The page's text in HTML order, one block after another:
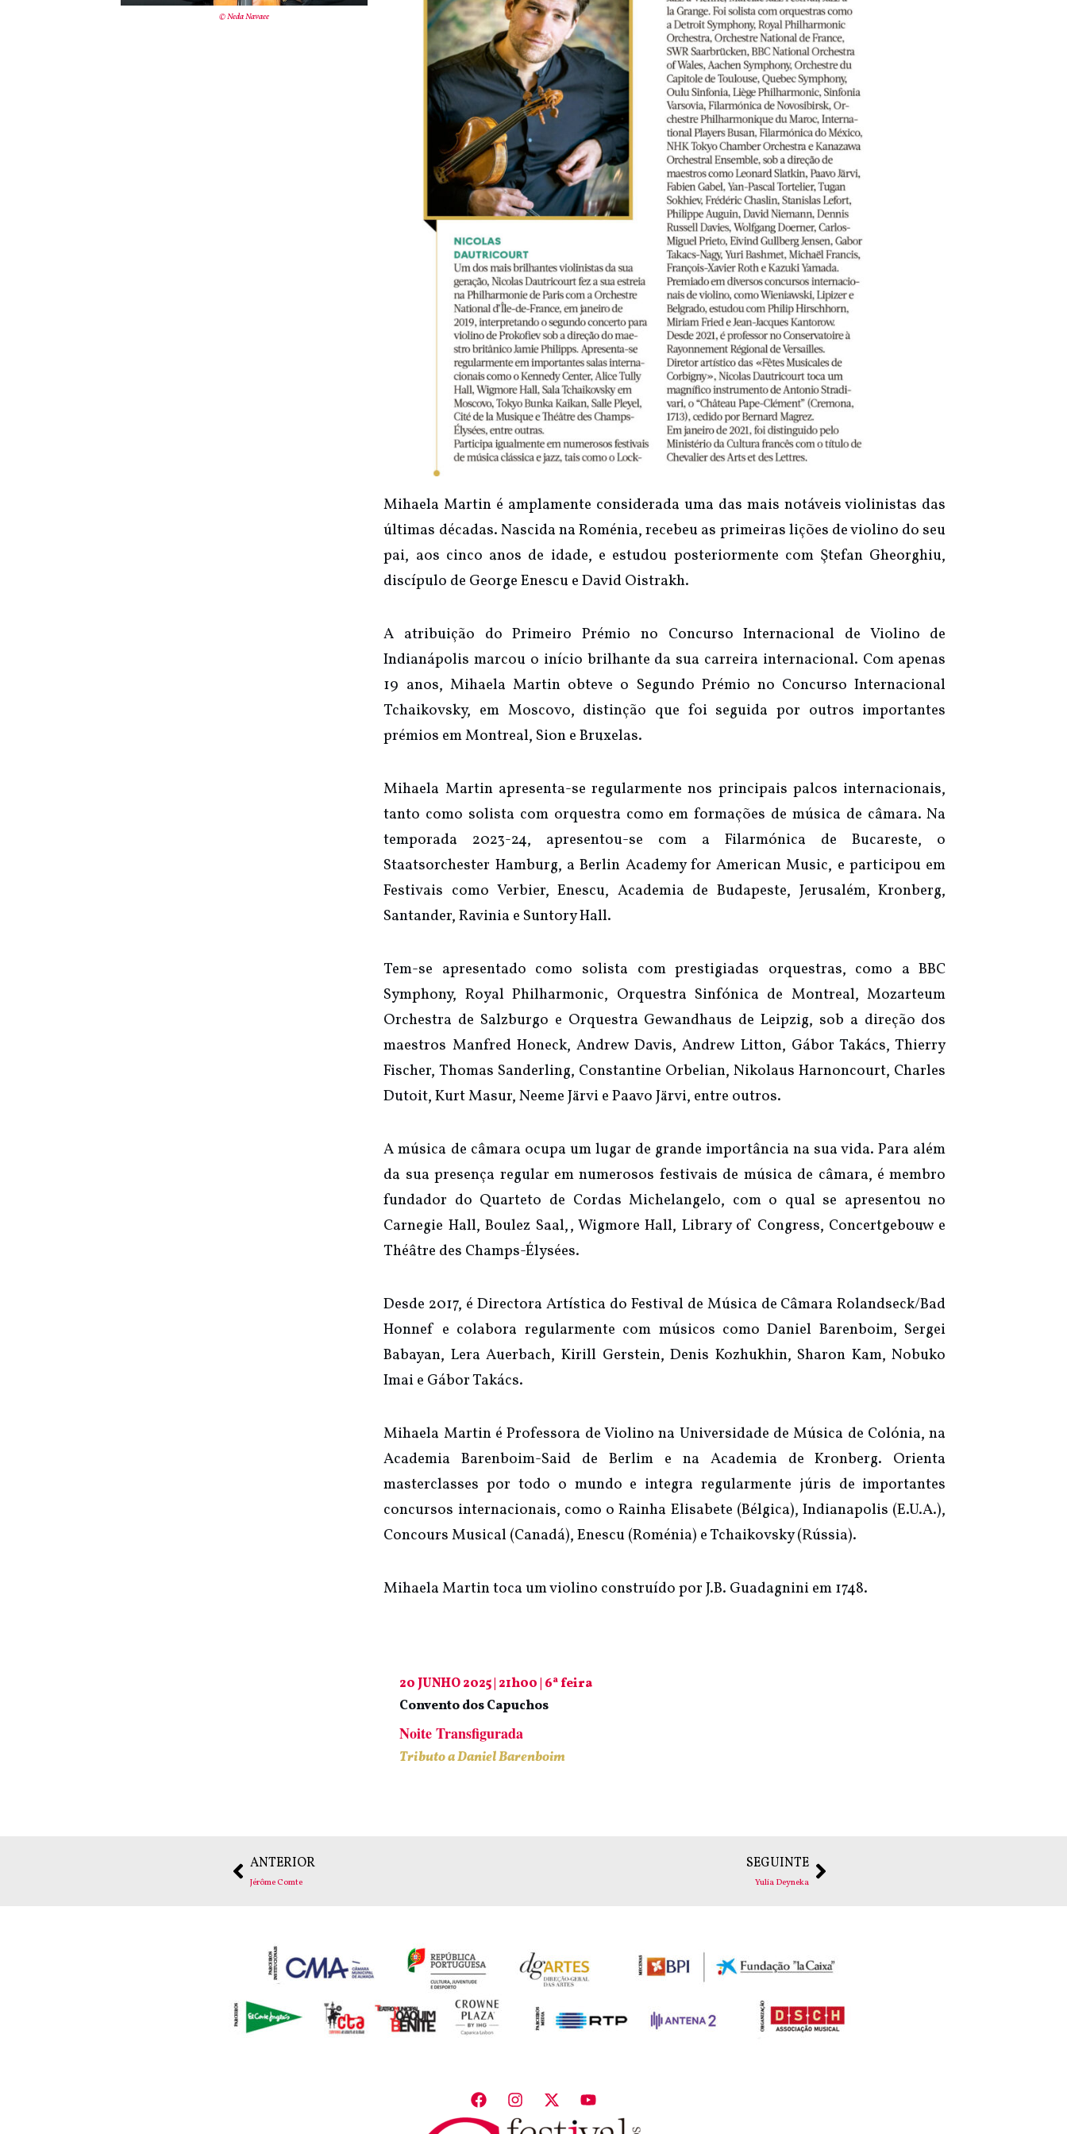
© Neda Navaee
Mihaela Martin é amplamente considerada uma das mais notáveis violinistas das
últimas décadas. Nascida na Roménia, recebeu as primeiras lições de violino do seu
pai, aos cinco anos de idade, e estudou posteriormente com Ştefan Gheorghiu,
discípulo de George Enescu e David Oistrakh.
A atribuição do Primeiro Prémio no Concurso Internacional de Violino de
Indianápolis marcou o início brilhante da sua carreira internacional. Com apenas
19 anos, Mihaela Martin obteve o Segundo Prémio no Concurso Internacional
Tchaikovsky, em Moscovo, distinção que foi seguida por outros importantes
prémios em Montreal, Sion e Bruxelas.
Mihaela Martin apresenta-se regularmente nos principais palcos internacionais,
tanto como solista com orquestra como em formações de música de câmara. Na
temporada 2023-24, apresentou-se com a Filarmónica de Bucareste, o
Staatsorchester Hamburg, a Berlin Academy for American Music, e participou em
Festivais como Verbier, Enescu, Academia de Budapeste, Jerusalém, Kronberg,
Santander, Ravinia e Suntory Hall.
Tem-se apresentado como solista com prestigiadas orquestras, como a BBC
Symphony, Royal Philharmonic, Orquestra Sinfónica de Montreal, Mozarteum
Orchestra de Salzburgo e Orquestra Gewandhaus de Leipzig, sob a direção dos
maestros Manfred Honeck, Andrew Davis, Andrew Litton, Gábor Takács, Thierry
Fischer, Thomas Sanderling, Constantine Orbelian, Nikolaus Harnoncourt, Charles
Dutoit, Kurt Masur, Neeme Järvi e Paavo Järvi, entre outros.
A música de câmara ocupa um lugar de grande importância na sua vida. Para além
da sua presença regular em numerosos festivais de música de câmara, é membro
fundador do Quarteto de Cordas Michelangelo, com o qual se apresentou no
Carnegie Hall, Boulez Saal,, Wigmore Hall, Library of Congress, Concertgebouw e
Théâtre des Champs-Élysées.
Desde 2017, é Directora Artística do Festival de Música de Câmara Rolandseck/Bad
Honnef e colabora regularmente com músicos como Daniel Barenboim, Sergei
Babayan, Lera Auerbach, Kirill Gerstein, Denis Kozhukhin, Sharon Kam, Nobuko
Imai e Gábor Takács.
Mihaela Martin é Professora de Violino na Universidade de Música de Colónia, na
Academia Barenboim-Said de Berlim e na Academia de Kronberg. Orienta
masterclasses por todo o mundo e integra regularmente júris de importantes
concursos internacionais, como o Rainha Elisabete (Bélgica), Indianapolis (E.U.A.),
Concours Musical (Canadá), Enescu (Roménia) e Tchaikovsky (Rússia).
Mihaela Martin toca um violino construído por J.B. Guadagnini em 1748.
20 JUNHO 2025 | 21h00 | 6ª feira
Convento dos Capuchos
Noite Transfigurada
Tributo a Daniel Barenboim
ANTERIOR
Jérôme Comte
SEGUINTE
Yulia Deyneka